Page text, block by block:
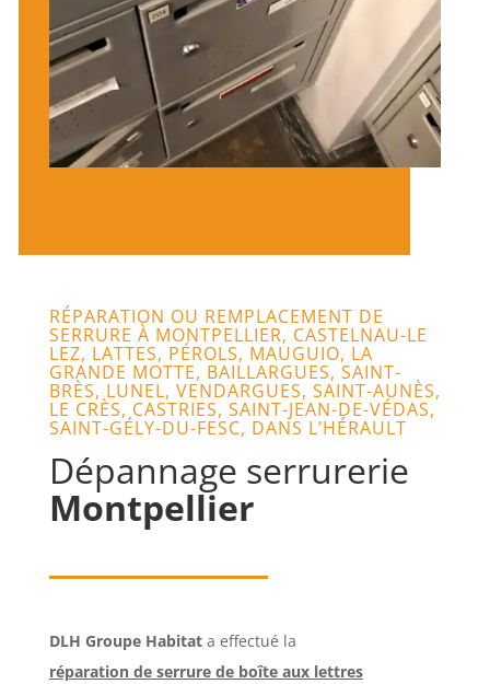
RÉPARATION OU REMPLACEMENT DE
SERRURE À MONTPELLIER, CASTELNAU-LE
LEZ, LATTES, PÉROLS, MAUGUIO, LA
GRANDE MOTTE, BAILLARGUES, SAINT-
BRÈS, LUNEL, VENDARGUES, SAINT-AUNÈS,
LE CRÈS, CASTRIES, SAINT-JEAN-DE-VÉDAS,
SAINT-GÉLY-DU-FESC, DANS L’HÉRAULT
Dépannage serrurerie
Montpellier
DLH Groupe Habitata effectué la
réparation de serrure de boîte aux lettres